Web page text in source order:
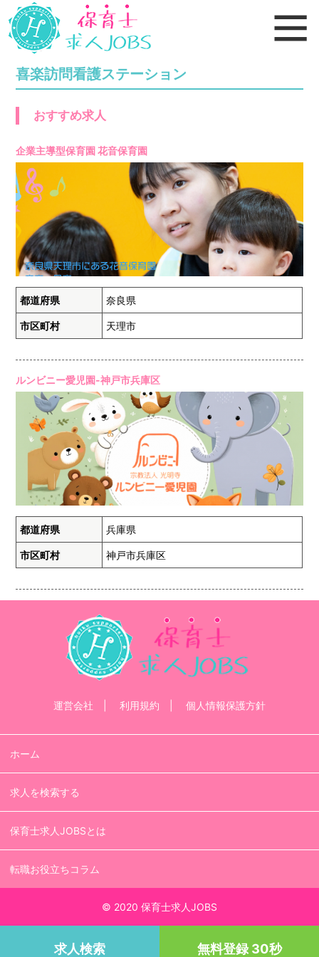
喜楽訪問看護ステーション
おすすめ求人
企業主導型保育園 花音保育園
都道府県 奈良県
市区町村 天理市
ルンビニー愛児園-神戸市兵庫区
都道府県 兵庫県
市区町村 神戸市兵庫区
運営会社 利用規約 個人情報保護方針
ホーム
求人を検索する
保育士求人JOBSとは
転職お役立ちコラム
© 2020 保育士求人JOBS
求人検索 無料登録 30秒